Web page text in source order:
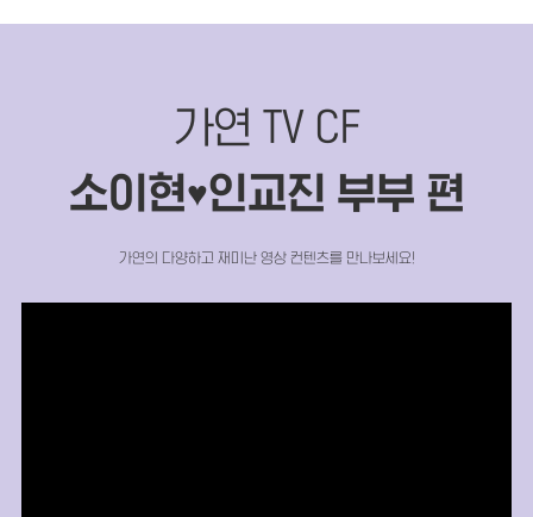
가연 TV CF
소이현♥인교진 부부 편
가연의 다양하고 재미난 영상 컨텐츠를 만나보세요!